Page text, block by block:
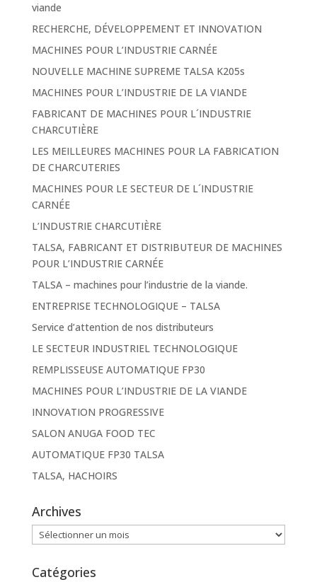
viande
RECHERCHE, DÉVELOPPEMENT ET INNOVATION
MACHINES POUR L’INDUSTRIE CARNÉE
NOUVELLE MACHINE SUPREME TALSA K205s
MACHINES POUR L’INDUSTRIE DE LA VIANDE
FABRICANT DE MACHINES POUR L´INDUSTRIE
CHARCUTIÈRE
LES MEILLEURES MACHINES POUR LA FABRICATION
DE CHARCUTERIES
MACHINES POUR LE SECTEUR DE L´INDUSTRIE
CARNÉE
L’INDUSTRIE CHARCUTIÈRE
TALSA, FABRICANT ET DISTRIBUTEUR DE MACHINES
POUR L’INDUSTRIE CARNÉE
TALSA – machines pour l’industrie de la viande.
ENTREPRISE TECHNOLOGIQUE – TALSA
Service d’attention de nos distributeurs
LE SECTEUR INDUSTRIEL TECHNOLOGIQUE
REMPLISSEUSE AUTOMATIQUE FP30
MACHINES POUR L’INDUSTRIE DE LA VIANDE
INNOVATION PROGRESSIVE
SALON ANUGA FOOD TEC
AUTOMATIQUE FP30 TALSA
TALSA, HACHOIRS
Archives
Archives
Catégories